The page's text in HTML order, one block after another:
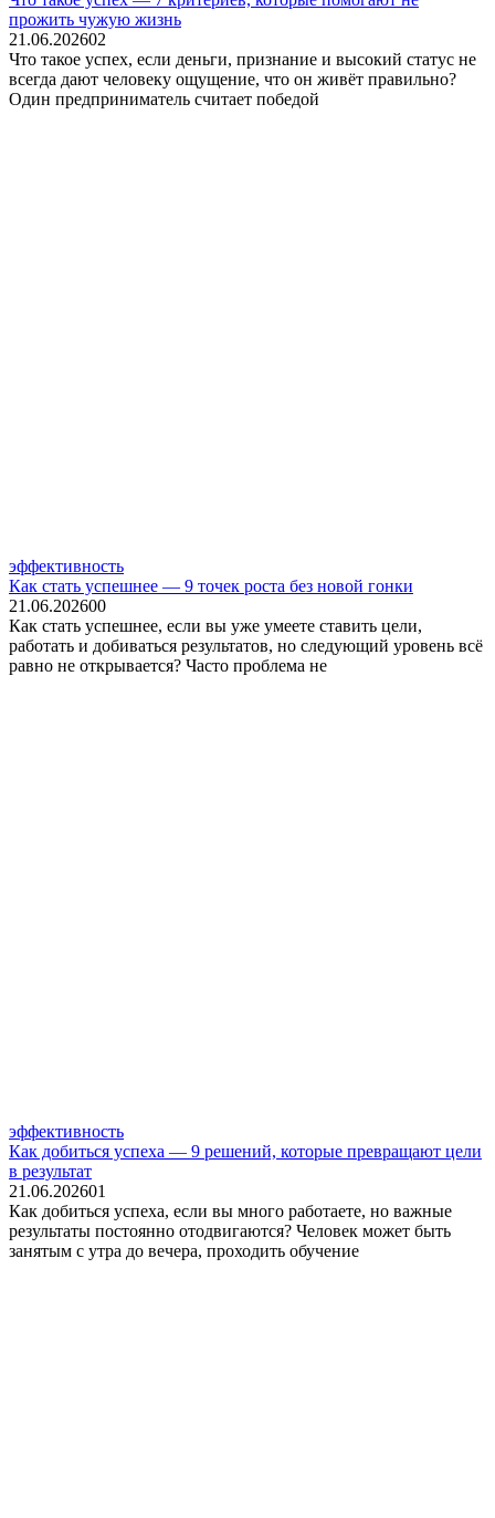
прожить чужую жизнь
21.06.202602
Что такое успех, если деньги, признание и высокий статус не
всегда дают человеку ощущение, что он живёт правильно?
Один предприниматель считает победой
эффективность
Как стать успешнее — 9 точек роста без новой гонки
21.06.202600
Как стать успешнее, если вы уже умеете ставить цели,
работать и добиваться результатов, но следующий уровень всё
равно не открывается? Часто проблема не
эффективность
Как добиться успеха — 9 решений, которые превращают цели
в результат
21.06.202601
Как добиться успеха, если вы много работаете, но важные
результаты постоянно отодвигаются? Человек может быть
занятым с утра до вечера, проходить обучение